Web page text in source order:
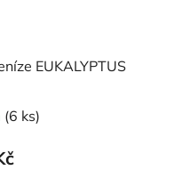
EUKALYPTUS
(6 ks)